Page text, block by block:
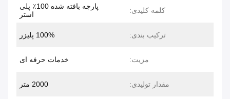
کلمه کلیدی:
پارچه بافته شده 100٪ پلی
استر
ترکیب بندی: 100% پلیزر
مزیت: خدمات حرفه ای
مقدار تولیدی: 2000 متر